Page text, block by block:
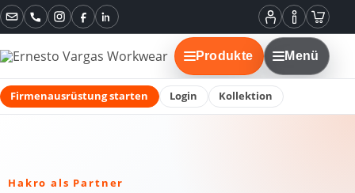
Mein
Konto
Informationen
Instagram
FacebookLinkedIn
Produkte Menü
Firmenausrüstung starten Login Kollektion
Hakro als Partner